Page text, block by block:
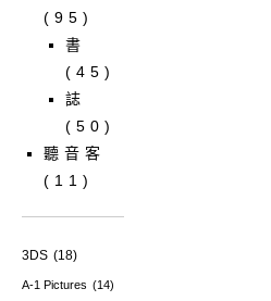
(95)
書
(45)
誌
(50)
聽音客
(11)
3DS (18)
A-1 Pictures (14)